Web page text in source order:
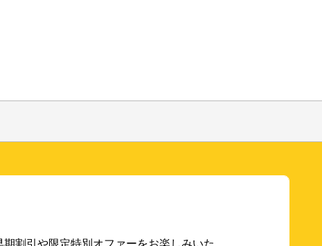
割引や限定特別オファーをお楽しみいた